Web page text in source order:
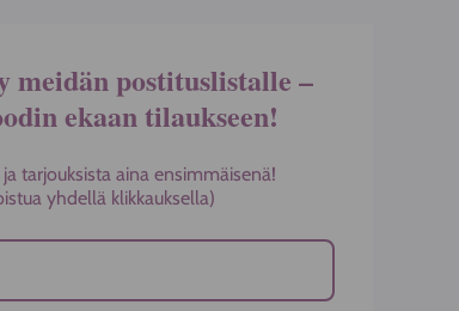
postituslistalle –
ekaan tilaukseen!
tarjouksista aina ensimmäisenä!
yhdellä klikkauksella)